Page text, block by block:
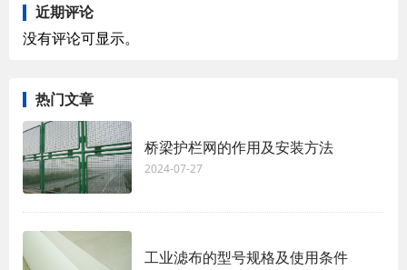
近期评论
没有评论可显示。
热门文章
桥梁护栏网的作用及安装方法
2024-07-27
工业滤布的型号规格及使用条件